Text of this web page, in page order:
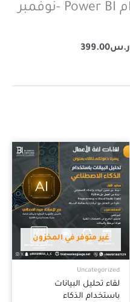
تحليل البيانات باستخدام Power BI -نوفمبر
ر.س399.00
غير متوفر في المخزون
Uncategorized
لقاء تحليل البيانات
باستخدام الذكاء